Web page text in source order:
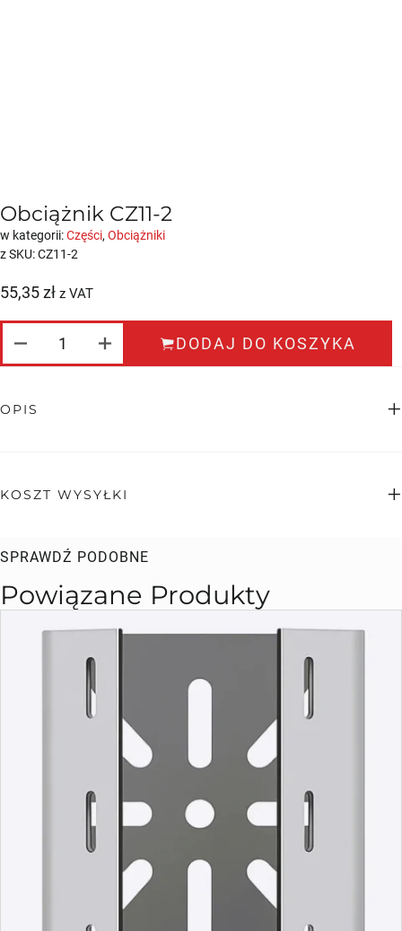
Obciążnik CZ11-2
w kategorii:Części, Obciążniki
z SKU:CZ11-2
55,35zł z VAT
DODAJ DO KOSZYKA
OPIS
KOSZT WYSYŁKI
SPRAWDŹ PODOBNE
Powiązane Produkty